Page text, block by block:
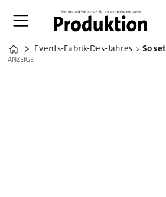
Home
Events-Fabrik-Des-Jahres
ANZEIGE
ANZEIGE